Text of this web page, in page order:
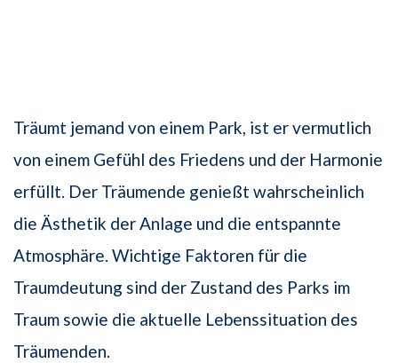
Träumt jemand von einem Park, ist er vermutlich
von einem Gefühl des Friedens und der Harmonie
erfüllt. Der Träumende genießt wahrscheinlich
die Ästhetik der Anlage und die entspannte
Atmosphäre. Wichtige Faktoren für die
Traumdeutung sind der Zustand des Parks im
Traum sowie die aktuelle Lebenssituation des
Träumenden.